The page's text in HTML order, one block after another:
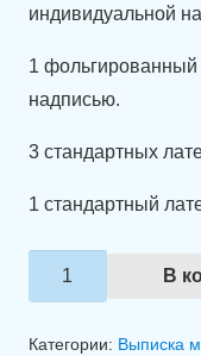
индивидуальной
1
надписью.
3 стандартных
1 стандартный
Количество
товара
В
Категории: Выписка